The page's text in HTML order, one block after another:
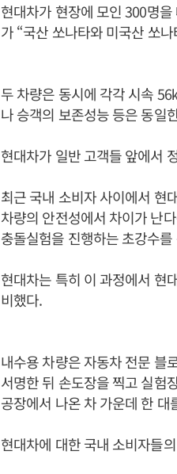
현대차가 현장에 모인 300명
가 “국산 쏘나타와 미국산 쏘
두 차량은 동시에 각각 시속
나 승객의 보존성능 등은 동일
현대차가 일반 고객들 앞에서
최근 국내 소비자 사이에서 현
차량의 안전성에서 차이가 난
충돌실험을 진행하는 초강수
현대차는 특히 이 과정에서 현
비했다.
내수용 차량은 자동차 전문 블
서명한 뒤 손도장을 찍고 실험
공장에서 나온 차 가운데 한
현대차에 대한 국내 소비자들